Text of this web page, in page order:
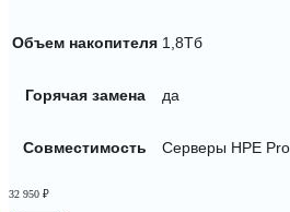
Объем накопителя 1,8Тб
Горячая замена да
Совместимость Серверы HPE
32 950 ₽